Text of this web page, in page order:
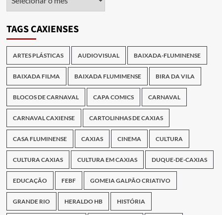
TAGS CAXIENSES
ARTES PLÁSTICAS AUDIOVISUAL BAIXADA-FLUMINENSE
BAIXADA FILMA BAIXADA FLUMIMENSE BIRA DA VILA
BLOCOS DE CARNAVAL CAPA COMICS CARNAVAL
CARNAVAL CAXIENSE CARTOLINHAS DE CAXIAS
CASA FLUMINENSE CAXIAS CINEMA CULTURA
CULTURA CAXIAS CULTURA EM CAXIAS DUQUE-DE-CAXIAS
EDUCAÇÃO FEBF GOMEIA GALPÃO CRIATIVO
GRANDE RIO HERALDO HB HISTÓRIA